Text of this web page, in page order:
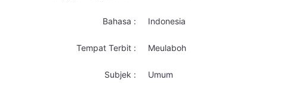
Bahasa : Indonesia
Tempat Terbit : Meulaboh
Subjek : Umum